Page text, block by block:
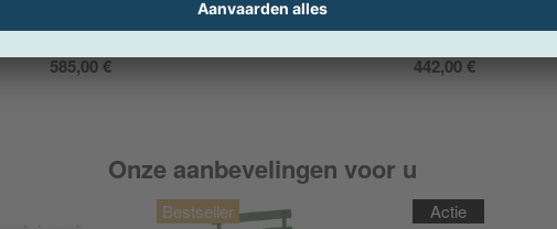
4-6 weken
585,00 €
4-6 weken
442,00 €
Onze aanbevelingen voor u
Actie